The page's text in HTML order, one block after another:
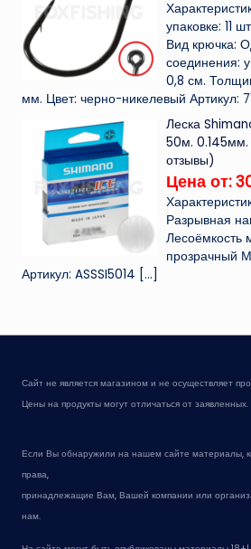
упаковке: 11
Вид крючка:
соединения:
0,8 см.
мм. Цвет: черно-никелевый Артикул:
Леска
50м. 0.145мм.
отзывы)
Цена от:
Разрывная
Лесоёмкость
прозрачный
Артикул: ASSSI5014 […]
Сайт не является магазином и не осуществляет
Цены на продукты могут отличаться от заявленных.
Если Вы обнаружили на нашем сайте материалы,
права,
принадлежащие Вам, Вашей компании или
нам.